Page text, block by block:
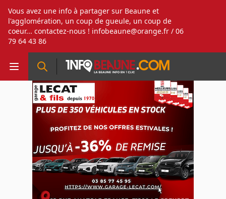
Vous avez une info à partager sur Beaune et
l'agglomération, un coup de gueule, un coup de
coeur... contactez-nous ! infobeaune@orange.fr / 06
79 64 43 86